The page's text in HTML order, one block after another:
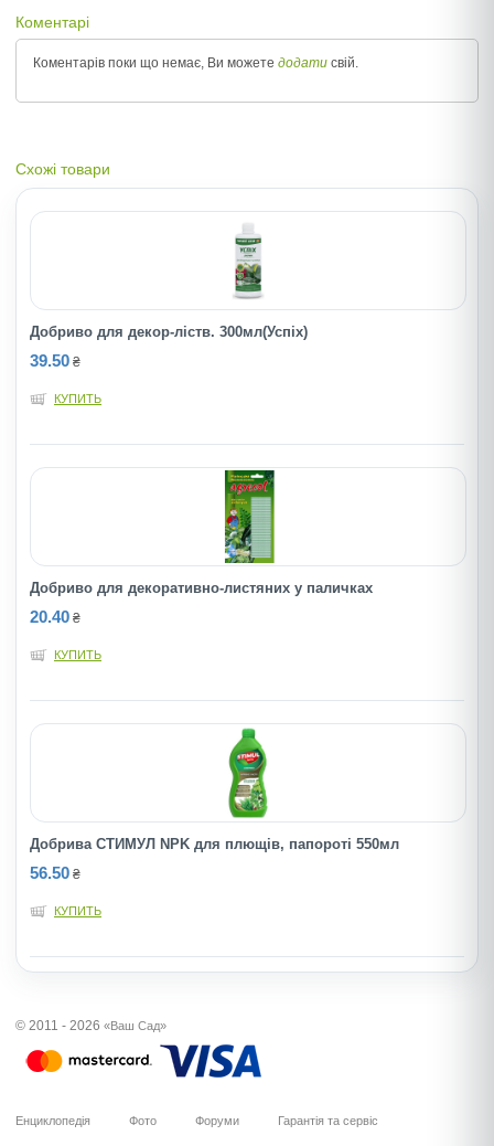
Коментарі
Коментарів поки що немає, Ви можете додати свій.
Схожі товари
Добриво для декор-ліств. 300мл(Успіх)
39.50 ₴
КУПИТЬ
Добриво для декоративно-листяних у паличках
20.40 ₴
КУПИТЬ
Добрива СТИМУЛ NPK для плющiв, папоротi 550мл
56.50 ₴
КУПИТЬ
© 2011 - 2026 «Ваш Сад»
Енциклопедія Фото Форуми Гарантія та сервіс